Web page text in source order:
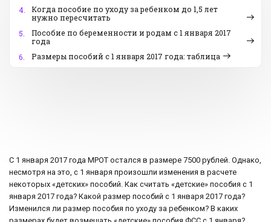
4.
Когда пособие по уходу за ребенком до 1,5 лет
нужно пересчитать
5.
Пособие по беременности и родам c 1 января 2017
года
6.
Размеры пособий с 1 января 2017 года: таблица
С 1 января 2017 года МРОТ остался в размере 7500 рублей. Однако,
несмотря на это, с 1 января произошли изменения в расчете
некоторых «детских» пособий. Как считать «детские» пособия с 1
января 2017 года? Какой размер пособий с 1 января 2017 года?
Изменился ли размер пособия по уходу за ребенком? В каких